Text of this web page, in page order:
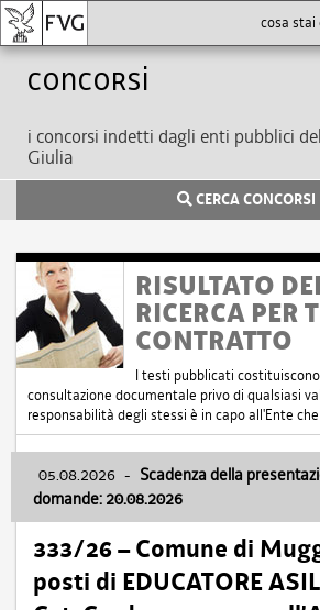
Concorsi
i concorsi indetti dagli enti pubblici
Giulia
CERCA CONCORSI
RISULTATO
RICERCA PER
CONTRATTO
I testi pubblicati
consultazione documentale privo di qualsiasi
responsabilità degli stessi è in capo all'Ente
05.08.2026 - Scadenza della
domande: 20.08.2026
333/26 – Comune di
posti di EDUCATORE